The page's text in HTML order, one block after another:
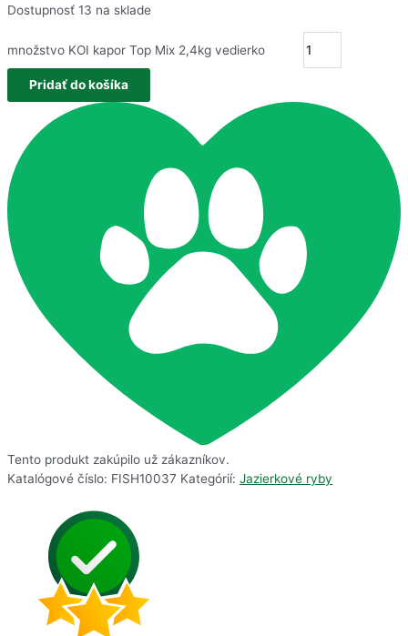
Dostupnosť 13 na sklade
množstvo KOI kapor Top Mix 2,4kg vedierko
Pridať do košíka
Tento produkt zakúpilo už zákazníkov.
Katalógové číslo: FISH10037 Kategórií: Jazierkové ryby